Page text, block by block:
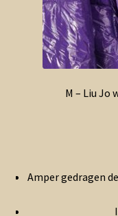
M – Liu Jo
Amper gedragen